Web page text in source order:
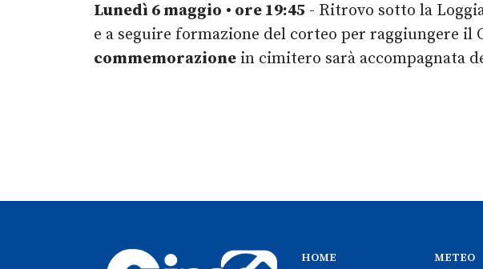
Lunedì 6 maggio • ore 19:45 - Ritrovo sotto la
e a seguire formazione del corteo per raggiungere
commemorazione in cimitero sarà accompagnata
HOME METEO